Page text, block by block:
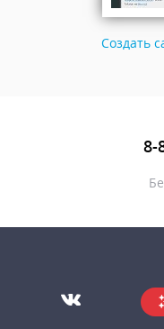
Создать
8-